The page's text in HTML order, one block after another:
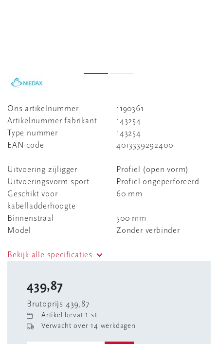
Ons artikelnummer
1190361
Artikelnummer fabrikant
143254
Type nummer
143254
EAN-code
4013339292400
Uitvoering zijligger
Profiel (open vorm)
Uitvoeringsvorm sport
Profiel ongeperforeerd
Geschikt voor
kabelladderhoogte
60 mm
Binnenstraal
500 mm
Model
Zonder verbinder
Bekijk alle specificaties
439,87
Brutoprijs 439,87
Artikel bevat 1 st
Verwacht over 14 werkdagen